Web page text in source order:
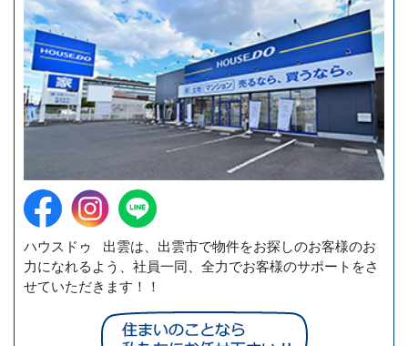
ハウスドゥ 出雲は、出雲市で物件をお探しのお客様のお
力になれるよう、社員一同、全力でお客様のサポートをさ
せていただきます！！